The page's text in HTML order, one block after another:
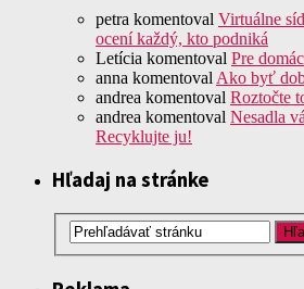
petra komentoval Virtuálne
ocení každý, kto podniká
Letícia komentoval Pre
anna komentoval Ako byť
andrea komentoval Roztočte
andrea komentoval Nesadla
Recyklujte ju!
Hľadaj na stránke